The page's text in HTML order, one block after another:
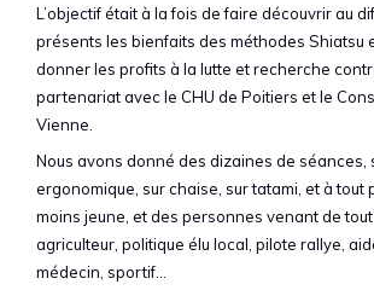
L’objectif était à la fois de faire découvrir au
présents les bienfaits des méthodes Shiatsu
donner les profits à la lutte et recherche
partenariat avec le CHU de Poitiers et le
Vienne.
Nous avons donné des dizaines de séances,
ergonomique, sur chaise, sur tatami, et à tout
moins jeune, et des personnes venant de
agriculteur, politique élu local, pilote rallye,
médecin, sportif…